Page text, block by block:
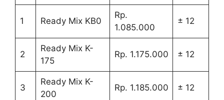
1 Ready Mix KB0
Rp.
1.085.000
± 12
2
Ready Mix K-
175
Rp. 1.175.000 ± 12
3
Ready Mix K-
200
Rp. 1.185.000 ± 12